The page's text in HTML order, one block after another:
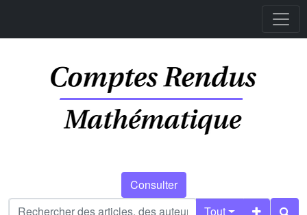
Consulter
Tout